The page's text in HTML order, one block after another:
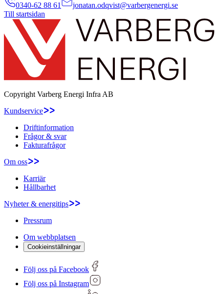
0340-62 88 61
jonatan.odqvist@varbergenergi.se
Till startsidan
Copyright Varberg Energi Infra AB
Kundservice
Driftinformation
Frågor & svar
Fakturafrågor
Om oss
Karriär
Hållbarhet
Nyheter & energitips
Pressrum
Om webbplatsen
Cookieinställningar
Följ oss på Facebook
Följ oss på Instagram